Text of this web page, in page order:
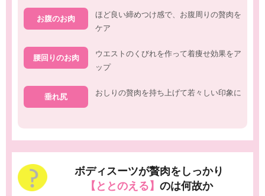
お腹のお肉
ほど良い締めつけ感で、お腹周りの贅肉を
ケア
腰回りのお肉
ウエストのくびれを作って着痩せ効果をア
ップ
垂れ尻 おしりの贅肉を持ち上げて若々しい印象に
ボディスーツが贅肉をしっかり
【ととのえる】 のは何故か